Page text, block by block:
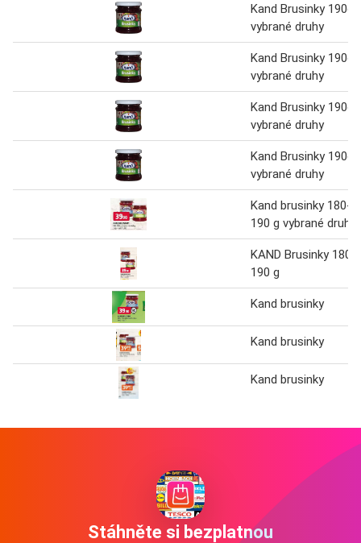
Kand Brusinky 190g,
vybrané druhy
Kand Brusinky 190g,
vybrané druhy
Kand Brusinky 190g,
vybrané druhy
Kand Brusinky 190g,
vybrané druhy
Kand brusinky 180-
190 g vybrané druhy
KAND Brusinky 180-
190 g
Kand brusinky
Kand brusinky
Kand brusinky
Stáhněte si bezplatnou